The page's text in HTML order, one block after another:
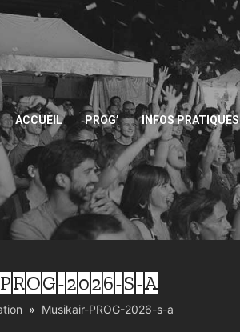
ACCUEIL PROG’ INFOS PRATIQUES
2026-S-A
Musikair-PROG-2026-s-a